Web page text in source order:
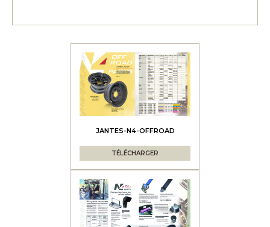
JANTES-N4-OFFROAD
TÉLÉCHARGER